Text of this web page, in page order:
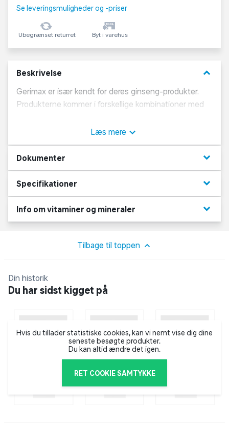
Se leveringsmuligheder og -priser
Ubegrænset returret Byt i varehus
Beskrivelse keyboard_arrow_down
Gerimax er især kendt for deres ginseng-produkter.
Produkterne kommer i forskellige kombinationer med
Derudover tilbyder de blandt andet også
multivitaminer i forskellige varianter og energitilskud.
Læs mere
Dokumenter keyboard_arrow_down
Specifikationer keyboard_arrow_down
Info om vitaminer og mineraler keyboard_arrow_down
Tilbage til toppen
Din historik
Du har sidst kigget på
Hvis du tillader statistiske cookies, kan vi nemt vise dig dine
seneste besøgte produkter.
Du kan altid ændre det igen.
RET COOKIE SAMTYKKE